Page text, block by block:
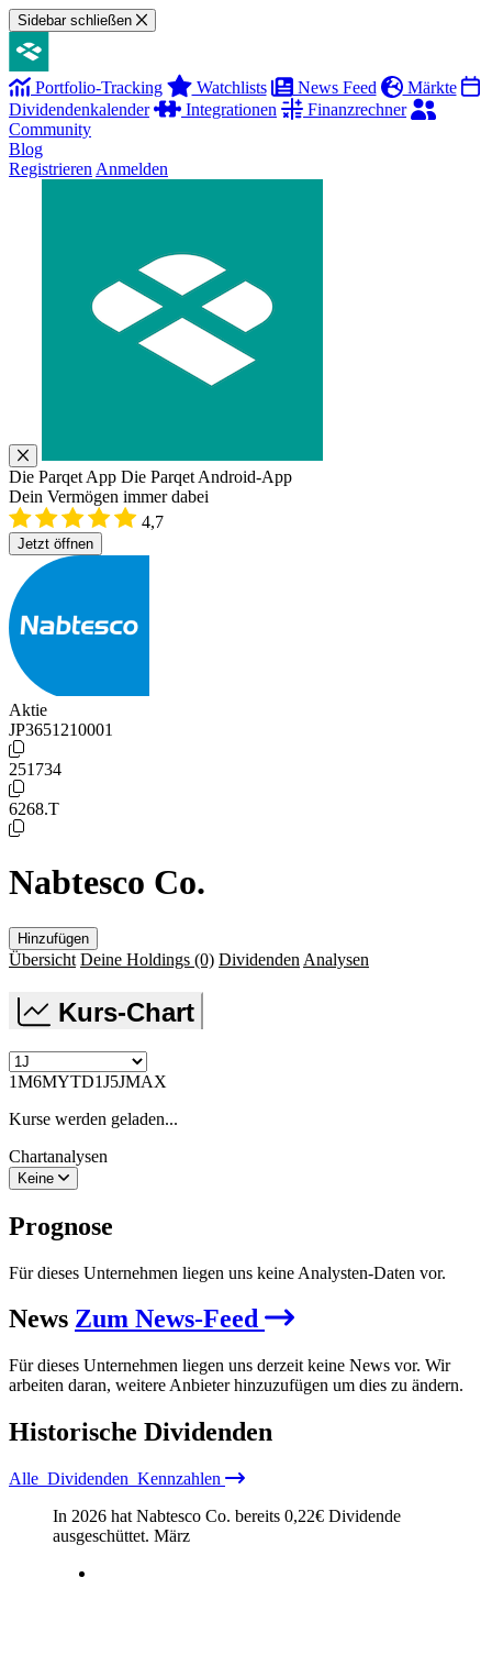
Sidebar schließen
Portfolio-Tracking Watchlists News Feed
Märkte
Dividendenkalender
Integrationen
Finanzrechner
Community
Blog
Registrieren Anmelden
Die Parqet App Die Parqet Android-App
Dein Vermögen immer dabei
4,7
Jetzt öffnen
Aktie
JP3651210001
251734
6268.T
Nabtesco Co.
Hinzufügen
Übersicht Deine Holdings (0) Dividenden Analysen
Kurs-Chart
1M6MYTD1J5JMAX
Kurse werden geladen...
Chartanalysen
Keine
Prognose
Für dieses Unternehmen liegen uns keine Analysten-Daten vor.
News Zum News-Feed
Für dieses Unternehmen liegen uns derzeit keine News vor. Wir
arbeiten daran, weitere Anbieter hinzuzufügen um dies zu ändern.
Historische Dividenden
Alle Dividenden Kennzahlen
In 2026 hat Nabtesco Co. bereits 0,22€ Dividende
ausgeschüttet. März